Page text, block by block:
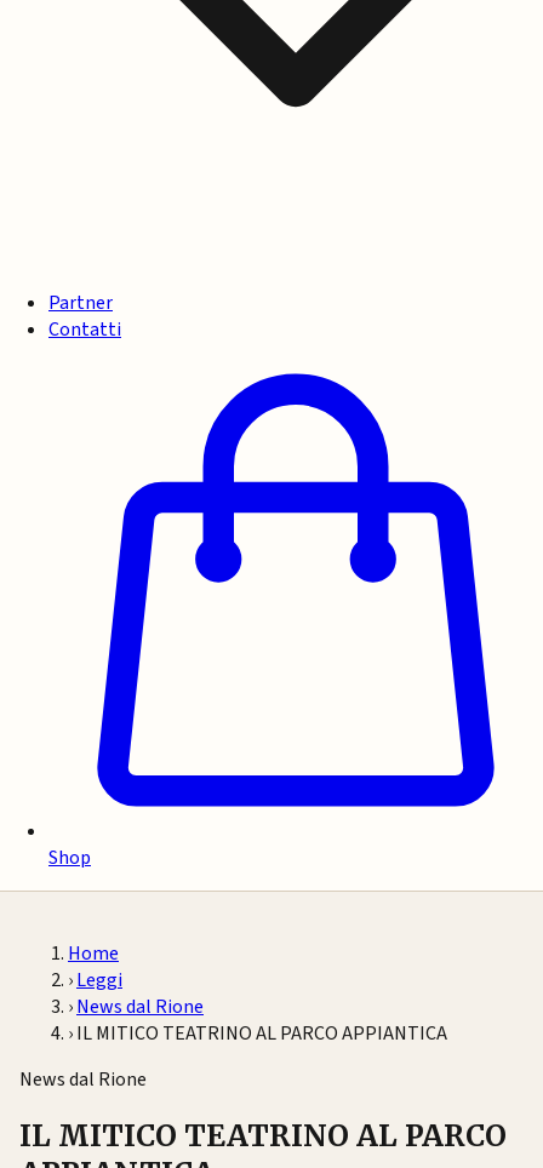
Partner
Contatti
Shop
Home
›Leggi
›News dal Rione
›IL MITICO TEATRINO AL PARCO APPIANTICA
News dal Rione
IL MITICO TEATRINO AL PARCO